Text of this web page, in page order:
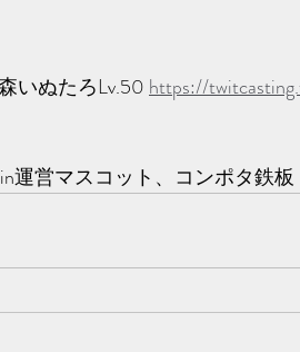
いぬたろLv.50 https://
運営マスコット、コンポタ鉄